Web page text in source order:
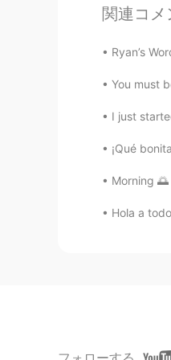
@
CN
I'm
飞鹰
CN
関連コメ
Ryan’s
You must
I just
¡Qué
Morning
Hola a